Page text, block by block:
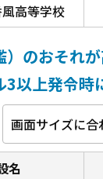
高等学校
のおそれ
3以上発令時
画面サイズに合
名